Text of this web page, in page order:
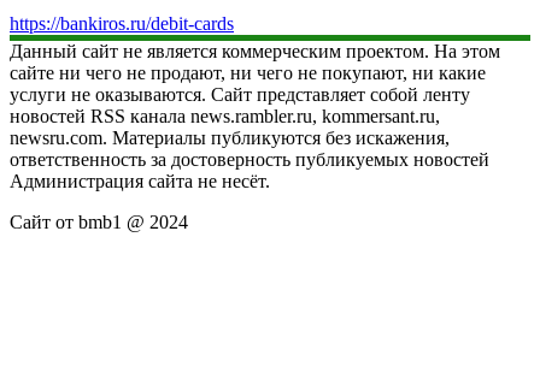
https://bankiros.ru/debit-cards
Данный сайт не является коммерческим проектом. На этом
сайте ни чего не продают, ни чего не покупают, ни какие
услуги не оказываются. Сайт представляет собой ленту
новостей RSS канала news.rambler.ru, kommersant.ru,
newsru.com. Материалы публикуются без искажения,
ответственность за достоверность публикуемых новостей
Администрация сайта не несёт.
Сайт от bmb1 @ 2024